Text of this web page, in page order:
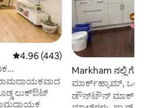
5 ರಲ್ಲಿ 4.96 ಸರಾಸರಿ ರೇಟಿಂಗ್, 443
4.96 (443)
ಲುಕ್‌ಔಟ್
Markham ನಲ್ಲಿ
ಮಾರ್ಕ್‌ಹ್ಯಾಮ್,
ಶ್ರೇಯಾಂಕದಲ್ಲಿ ಟಾಪ್
ಡೌನ್‌ಟೌನ್